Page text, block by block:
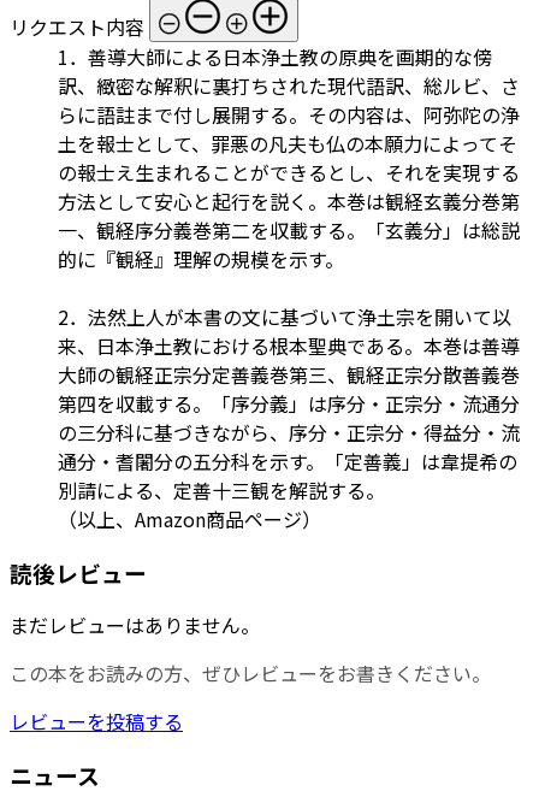
リクエスト内容
1．善導大師による日本浄土教の原典を画期的な傍
訳、緻密な解釈に裏打ちされた現代語訳、総ルビ、さ
らに語註まで付し展開する。その内容は、阿弥陀の浄
土を報士として、罪悪の凡夫も仏の本願力によってそ
の報士え生まれることができるとし、それを実現する
方法として安心と起行を説く。本巻は観経玄義分巻第
一、観経序分義巻第二を収載する。「玄義分」は総説
的に『観経』理解の規模を示す。
2．法然上人が本書の文に基づいて浄土宗を開いて以
来、日本浄土教における根本聖典である。本巻は善導
大師の観経正宗分定善義巻第三、観経正宗分散善義巻
第四を収載する。「序分義」は序分・正宗分・流通分
の三分科に基づきながら、序分・正宗分・得益分・流
通分・耆闍分の五分科を示す。「定善義」は韋提希の
別請による、定善十三観を解説する。
（以上、Amazon商品ページ）
読後レビュー
まだレビューはありません。
この本をお読みの方、ぜひレビューをお書きください。
レビューを投稿する
ニュース